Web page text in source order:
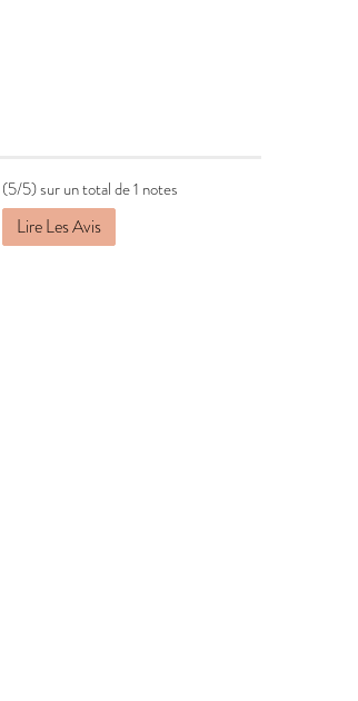
(5/5) sur un total de 1 notes
Lire Les Avis